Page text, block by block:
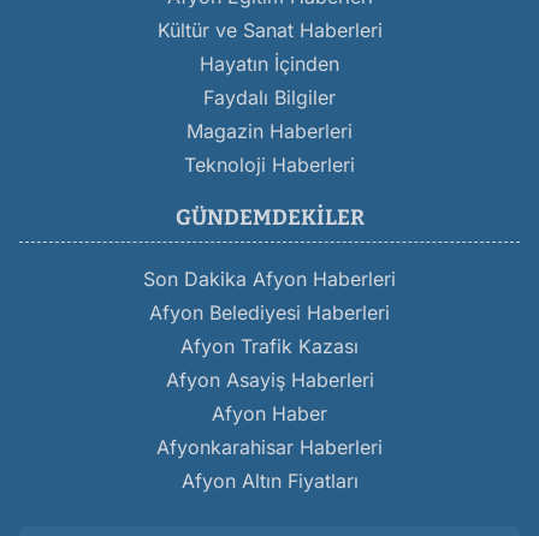
Kültür ve Sanat Haberleri
Hayatın İçinden
Faydalı Bilgiler
Magazin Haberleri
Teknoloji Haberleri
GÜNDEMDEKILER
Son Dakika Afyon Haberleri
Afyon Belediyesi Haberleri
Afyon Trafik Kazası
Afyon Asayiş Haberleri
Afyon Haber
Afyonkarahisar Haberleri
Afyon Altın Fiyatları